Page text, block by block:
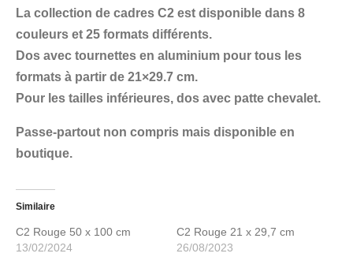
La collection de cadres C2 est disponible dans 8
couleurs et 25 formats différents.
Dos avec tournettes en aluminium pour tous les
formats à partir de 21×29.7 cm.
Pour les tailles inférieures, dos avec patte chevalet.
Passe-partout non compris mais disponible en
boutique.
Similaire
C2 Rouge 50 x 100 cm
13/02/2024
C2 Rouge 21 x 29,7 cm
26/08/2023